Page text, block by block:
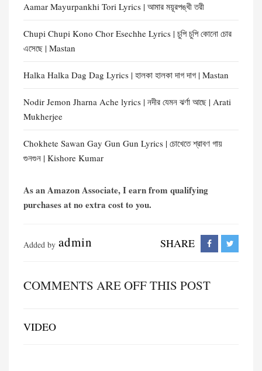
Aamar Mayurpankhi Tori Lyrics | আমার ময়ূরপঙ্খী তরী
Chupi Chupi Kono Chor Esechhe Lyrics | চুপি চুপি কোনো চোর
এসেছে | Mastan
Halka Halka Dag Dag Lyrics | হালকা হালকা দাগ দাগ | Mastan
Nodir Jemon Jharna Ache lyrics | নদীর যেমন ঝর্ণা আছে | Arati
Mukherjee
Chokhete Sawan Gay Gun Gun Lyrics | চোখেতে শ্রাবণ গায়
গুনগুন | Kishore Kumar
As an Amazon Associate, I earn from qualifying
purchases at no extra cost to you.
Added by admin SHARE
COMMENTS ARE OFF THIS POST
VIDEO